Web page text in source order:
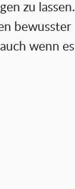
zu lassen.
bewusster
wenn es